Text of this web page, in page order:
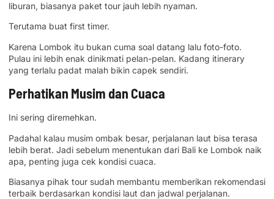
liburan, biasanya paket tour jauh lebih nyaman.
Terutama buat first timer.
Karena Lombok itu bukan cuma soal datang lalu foto-foto.
Pulau ini lebih enak dinikmati pelan-pelan. Kadang itinerary
yang terlalu padat malah bikin capek sendiri.
Perhatikan Musim dan Cuaca
Ini sering diremehkan.
Padahal kalau musim ombak besar, perjalanan laut bisa terasa
lebih berat. Jadi sebelum menentukan dari Bali ke Lombok naik
apa, penting juga cek kondisi cuaca.
Biasanya pihak tour sudah membantu memberikan rekomendasi
terbaik berdasarkan kondisi laut dan jadwal perjalanan.